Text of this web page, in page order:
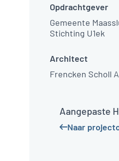
hun
Aangepaste
Naar
Opdrachtgever
Gemeente
Stichting U1ek
Architect
Frencken Scholl